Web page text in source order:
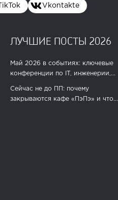
TikTok Vkontakte
ЛУЧШИЕ ПОСТЫ 2026
Май 2026 в событиях: ключевые
конференции по IT, инженерии,...
Сейчас не до ПП: почему
закрываются кафе «ПэПэ» и что...